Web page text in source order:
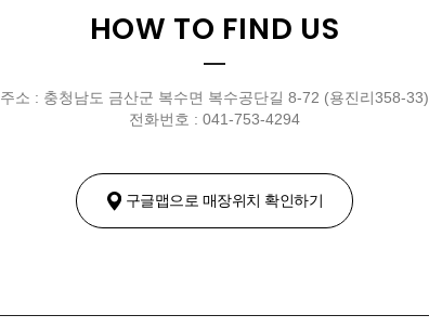
HOW TO FIND US
주소 : 충청남도 금산군 복수면 복수공단길 8-72 (용진리358-33)
전화번호 : 041-753-4294
구글맵으로 매장위치 확인하기